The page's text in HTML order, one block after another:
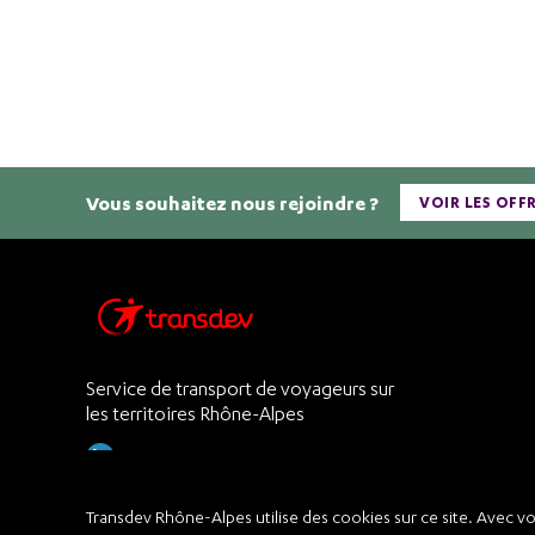
Transdev Rhône-Alpes utilise des cookies sur ce site. Avec
Vous souhaitez nous rejoindre ? VOIR LES
Service de transport de voyageurs sur
les territoires Rhône-Alpes